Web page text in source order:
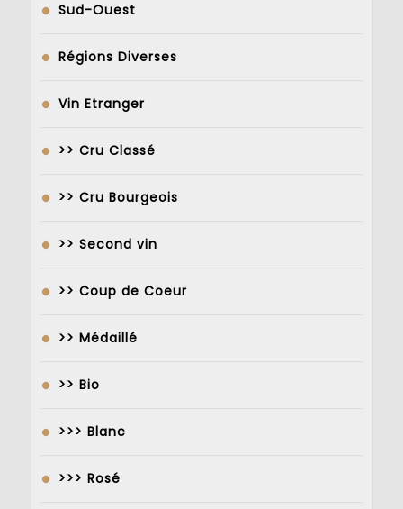
Sud-Ouest
Régions Diverses
Vin Etranger
>> Cru Classé
>> Cru Bourgeois
>> Second vin
>> Coup de Coeur
>> Médaillé
>> Bio
>>> Blanc
>>> Rosé